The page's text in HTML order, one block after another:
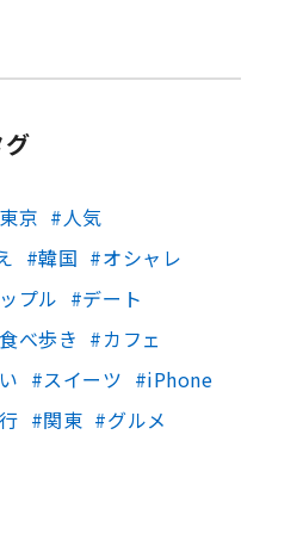
東京
人気
韓国
オシャレ
プル
デート
食べ歩き
カフェ
スイーツ
iPhone
関東 グルメ